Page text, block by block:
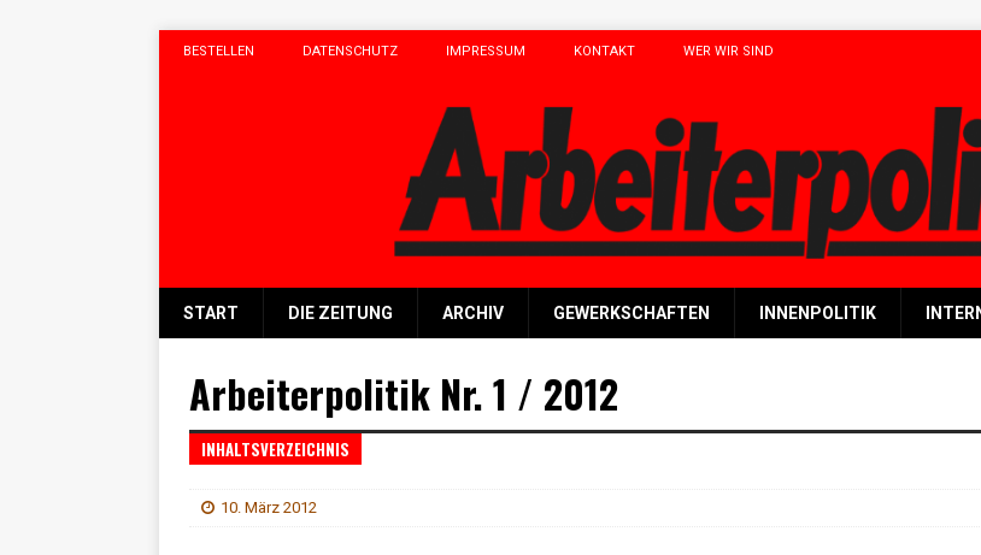
BESTELLEN DATENSCHUTZ IMPRESSUM KONTAKT WER WIR SIND
START DIE ZEITUNG ARCHIV GEWERKSCHAFTEN INNENPOLITIK
Arbeiterpolitik Nr. 1 / 2012
INHALTSVERZEICHNIS
10. März 2012